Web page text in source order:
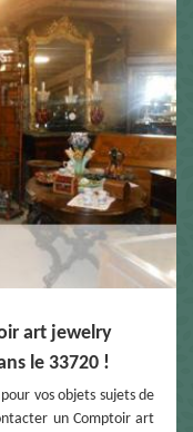
art jewelry
le 33720 !
vos objets sujets de
un Comptoir art